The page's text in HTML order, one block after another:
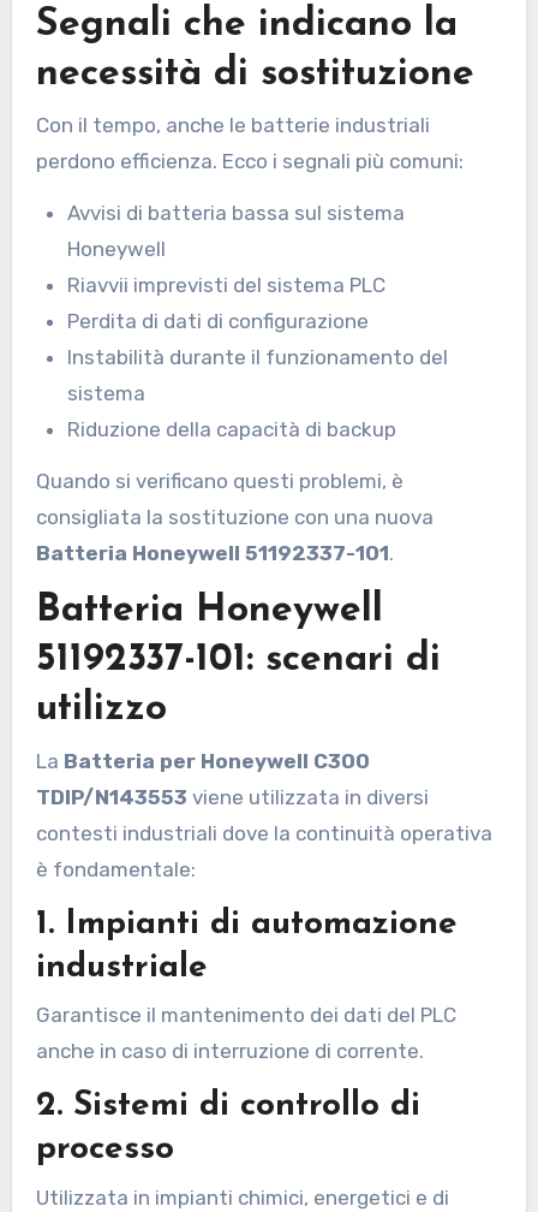
Segnali che indicano la
necessità di sostituzione
Con il tempo, anche le batterie industriali
perdono efficienza. Ecco i segnali più comuni:
Avvisi di batteria bassa sul sistema
Honeywell
Riavvii imprevisti del sistema PLC
Perdita di dati di configurazione
Instabilità durante il funzionamento del
sistema
Riduzione della capacità di backup
Quando si verificano questi problemi, è
consigliata la sostituzione con una nuova
Batteria Honeywell 51192337-101.
Batteria Honeywell
51192337-101: scenari di
utilizzo
La Batteria per Honeywell C300
TDIP/N143553 viene utilizzata in diversi
contesti industriali dove la continuità operativa
è fondamentale:
1. Impianti di automazione
industriale
Garantisce il mantenimento dei dati del PLC
anche in caso di interruzione di corrente.
2. Sistemi di controllo di
processo
Utilizzata in impianti chimici, energetici e di